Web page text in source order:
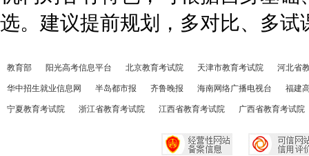
选。建议提前规划，多对比、多
教育部 阳光高考信息平台 北京教育考试院 天津市教育考试院 河北省
华中招生就业信息网 半岛都市报 齐鲁晚报 海南网络广播电视台 福建
宁夏教育考试院 浙江省教育考试院 江西省教育考试院 广西省教育考试院